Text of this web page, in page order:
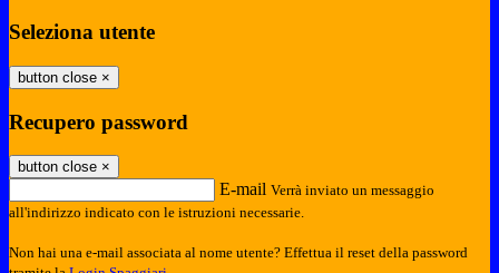
Seleziona utente
button close ×
Recupero password
button close ×
E-mail Verrà inviato un messaggio
all'indirizzo indicato con le istruzioni necessarie.
Non hai una e-mail associata al nome utente? Effettua il reset della password